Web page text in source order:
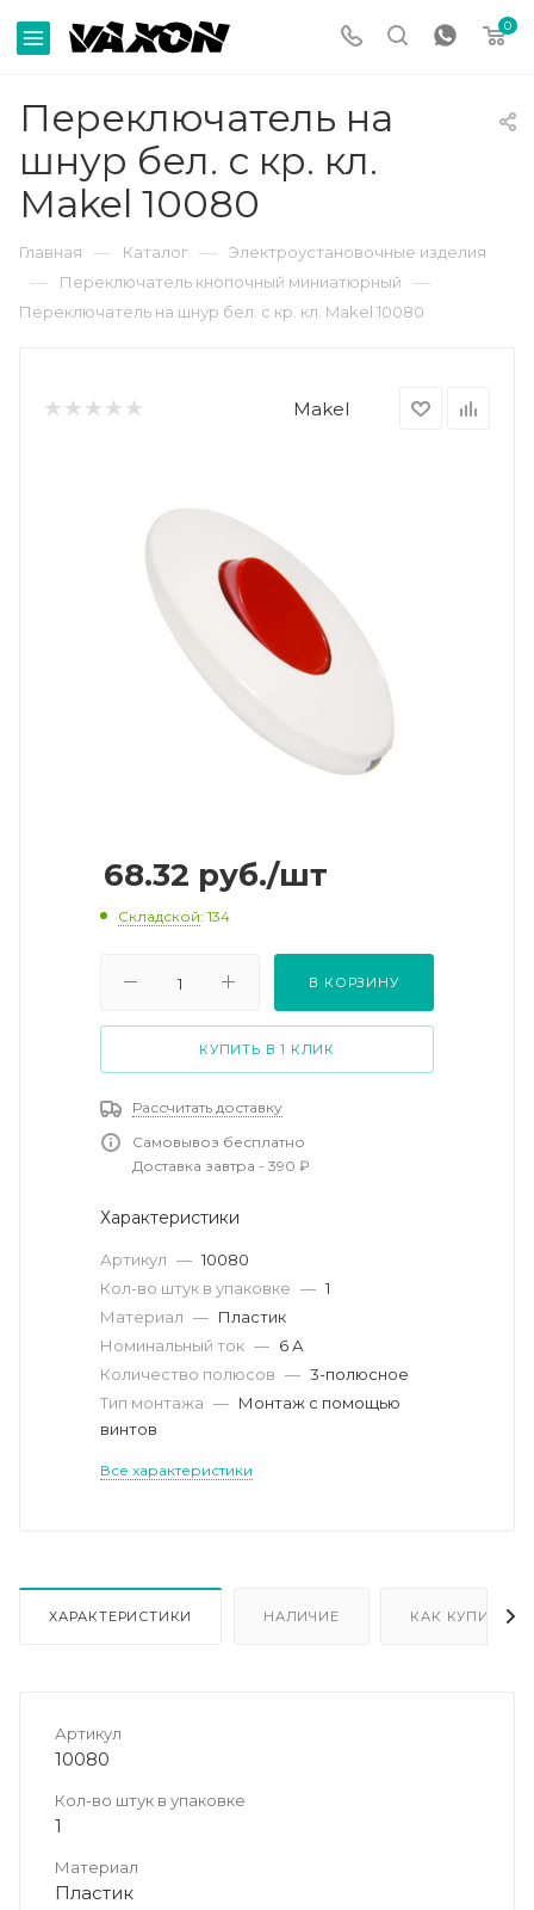
0
Переключатель на
шнур бел. с кр. кл.
Makel 10080
Главная — Каталог — Электроустановочные изделия
— Переключатель кнопочный миниатюрный —
Переключатель на шнур бел. с кр. кл. Makel 10080
Makel
68.32 руб./шт
Складской: 134
В КОРЗИНУ
КУПИТЬ В 1 КЛИК
Рассчитать доставку
Самовывоз бесплатно
Доставка завтра - 390 ₽
Характеристики
Артикул — 10080
Кол-во штук в упаковке — 1
Материал — Пластик
Номинальный ток — 6 А
Количество полюсов — 3-полюсное
Тип монтажа — Монтаж с помощью
винтов
Все характеристики
ХАРАКТЕРИСТИКИ НАЛИЧИЕ КАК КУПИТЬ
Артикул
10080
Кол-во штук в упаковке
1
Материал
Пластик